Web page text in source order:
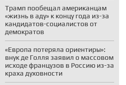
Трамп пообещал американцам
«жизнь в аду» к концу года из-за
кандидатов-социалистов от
демократов
«Европа потеряла ориентиры»:
внук де Голля заявил о массовом
исходе французов в Россию из-за
краха духовности